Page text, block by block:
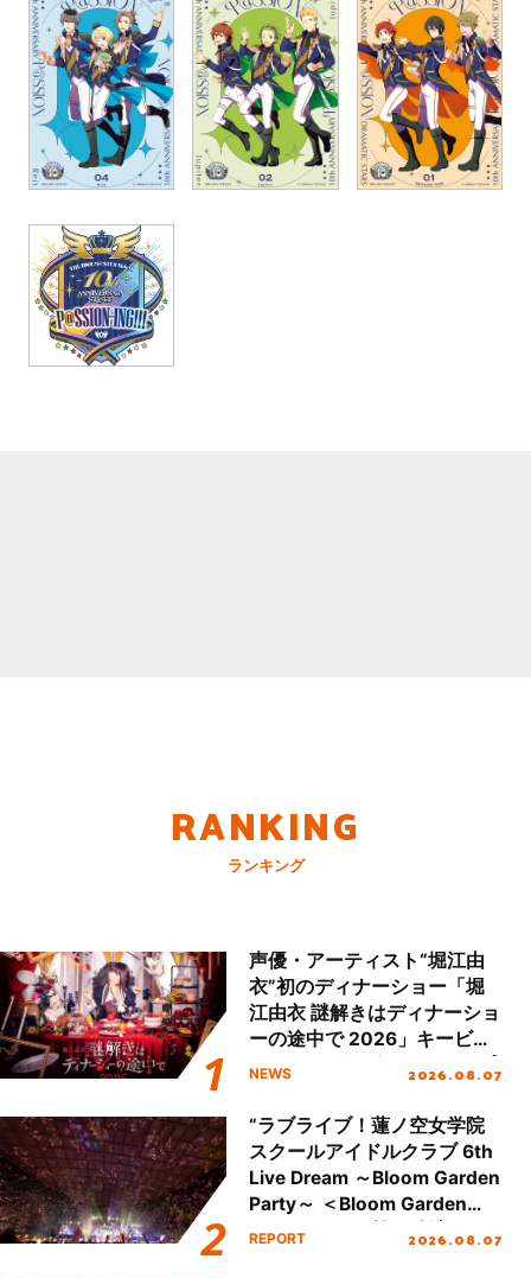
RANKING
ランキング
声優・アーティスト“堀江由
衣”初のディナーショー「堀
江由衣 謎解きはディナーショ
ーの途中で 2026」キービジ
ュアル＆グッズラインナップ
NEWS 2026.08.07
“ラブライブ！蓮ノ空女学院
スクールアイドルクラブ 6th
Live Dream ～Bloom Garden
Party～ ＜Bloom Garden
Party Stage／埼玉公演＞”
REPORT 2026.08.07